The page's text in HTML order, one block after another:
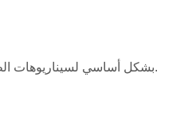
تم تصميم أنظمة الطاقة الاحتياطية UPS بشكل أساسي لسيناريوهات الطلب العالي لضمان إمداد الطاقة دون انقطاع طوال النهار وطوال الليل (24/7).